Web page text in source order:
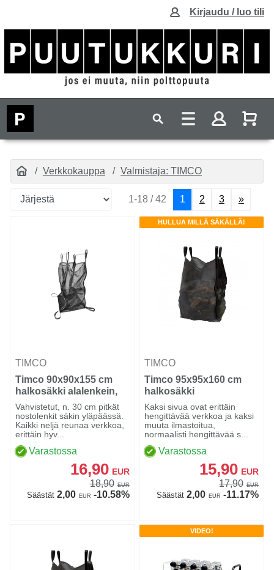
Kirjaudu / luo tili
Verkkokauppa Valmistaja: TIMCO
1-18 / 42 1 2 3 »
TIMCO
Timco 90x90x155 cm
halkosäkki alalenkein,
verkkoa
Vahvistetut, n. 30 cm pitkät
nostolenkit säkin yläpäässä.
Kaikki neljä reunaa verkkoa,
erittäin hyv...
Varastossa
16,90 EUR
18,90 EUR
Säästät2,00 EUR -10.58%
HULLUA MILLÄ SÄKÄLLÄ!
TIMCO
Timco 95x95x160 cm
halkosäkki
Kaksi sivua ovat erittäin
hengittävää verkkoa ja kaksi
muuta ilmastoitua,
normaalisti hengittävää s...
Varastossa
15,90 EUR
17,90 EUR
Säästät2,00 EUR -11.17%
VIDEO!